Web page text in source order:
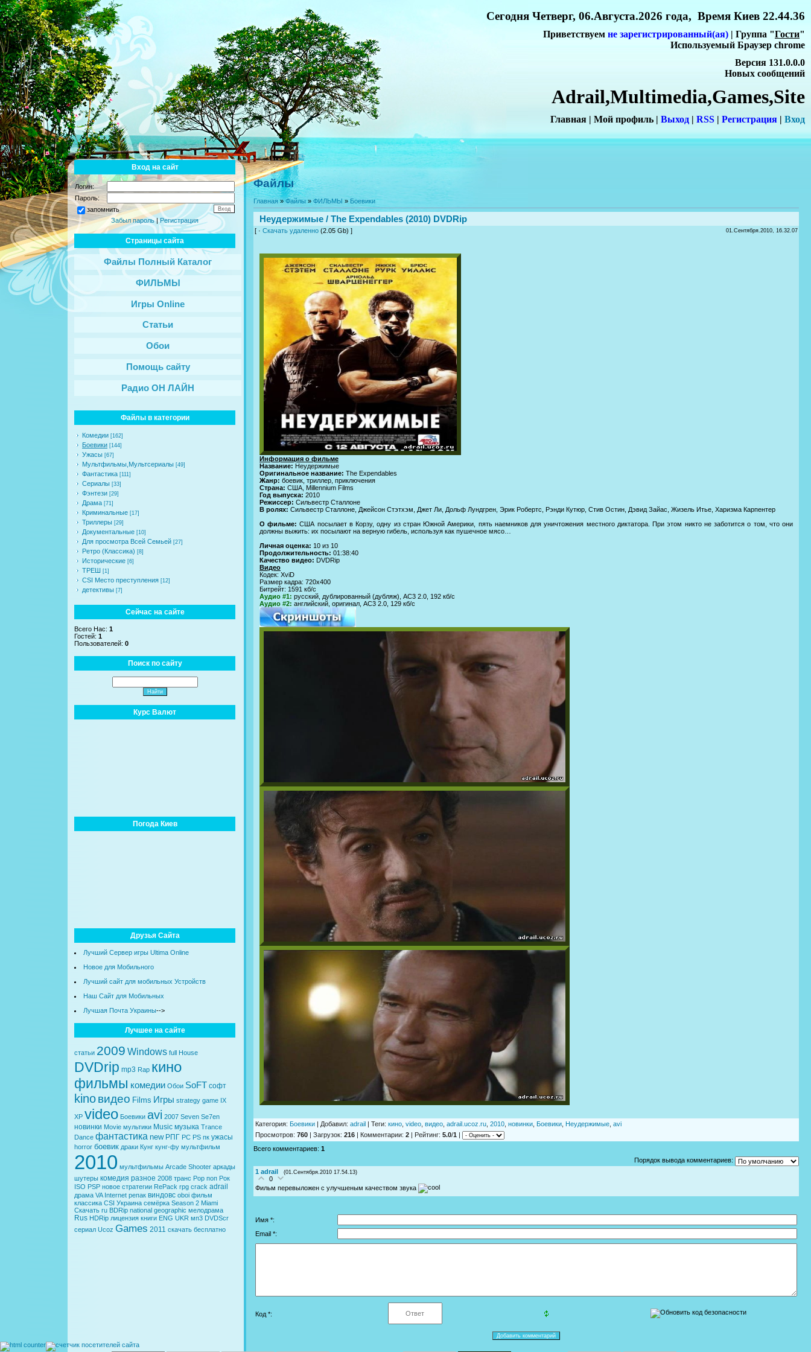
Сегодня Четверг, 06.Августа.2026 года, Время Киев 22.44.36
Приветствуем не зарегистрированный(ая) | Группа "Гости"
Используемый Браузер chrome
Версия 131.0.0.0
Новых сообщений
Adrail,Multimedia,Games,Site
Главная | Мой профиль | Выход | RSS | Регистрация | Вход
Вход на сайт
Логин:
Пароль:
запомнить
Забыл пароль|Регистрация
Страницы сайта
Файлы Полный Каталог
ФИЛЬМЫ
Игры Online
Статьи
Обои
Помощь сайту
Радио ОН ЛАЙН
Файлы в категории
Комедии [162]
Боевики [144]
Ужасы [67]
Мультфильмы,Мультсериалы [49]
Фантастика [111]
Сериалы [33]
Фэнтези [29]
Драма [71]
Криминальные [17]
Триллеры [29]
Документальные [10]
Для просмотра Всей Семьей [27]
Ретро (Классика) [8]
Исторические [6]
ТРЕШ [1]
CSI Место преступления [12]
детективы [7]
Сейчас на сайте
Всего Нас: 1
Гостей: 1
Пользователей: 0
Поиск по сайту
Курс Валют
Погода Киев
Друзья Сайта
Лучший Сервер игры Ultima Online
Новое для Мобильного
Лучший сайт для мобильных Устройств
Наш Сайт для Мобильных
Лучшая Почта Украины-->
Лучшее на сайте
статьи 2009 Windows full House
DVDrip mp3 Rap кино
фильмы комедии Обои SoFT софт
kinoвидео Films Игры strategy game IX
XP video Боевики avi 2007 Seven Se7en
новинки Movie мультики Music музыка Trance
Dance фантастика new РПГ PC PS пк ужасы
horror боевик драки Кунг кунг-фу мультфильм
2010 мультфильмы Arcade Shooter аркады
шутеры комедия разное 2008 транс Pop поп Рок
ISO PSP новое стратегии RePack rpg crack adrail
драма VA Internet репак виндовс oboi фильм
классика CSI Украина семёрка Season 2 Miami
Скачать ru BDRip national geographic мелодрама
Rus HDRip лицензия книги ENG UKR мп3 DVDScr
сериал Ucoz Games 2011 скачать бесплатно
Файлы
Главная»Файлы» ФИЛЬМЫ » Боевики
Неудержимые / The Expendables (2010) DVDRip
[ · Скачать удаленно (2.05 Gb) ] 01.Сентября.2010, 16.32.07
Информация о фильме
Название: Неудержимые
Оригинальное название: The Expendables
Жанр: боевик, триллер, приключения
Страна: США, Millennium Films
Год выпуска: 2010
Режиссер: Сильвестр Сталлоне
В ролях: Сильвестр Сталлоне, Джейсон Стэтхэм, Джет Ли, Дольф Лундгрен, Эрик Робертс, Рэнди Кутюр, Стив Остин, Дэвид Зайас, Жизель Итье, Харизма Карпентер
О фильме:США посылает в Корзу, одну из стран Южной Америки, пять наемников для уничтожения местного диктатора. При этом никто не заботится о том, что они
должны выжить: их посылают на верную гибель, используя как пушечное мясо…
Личная оценка: 10 из 10
Продолжительность: 01:38:40
Качество видео: DVDRip
Видео
Кодек: XviD
Размер кадра: 720х400
Битрейт: 1591 кб/с
Аудио #1: русский, дублированный (дубляж), АС3 2.0, 192 кб/с
Аудио #2: английский, оригинал, АС3 2.0, 129 кб/с
Категория: Боевики | Добавил: adrail | Теги: кино video видео adrail.ucoz.ru 2010 новинки Боевики Неудержимые avi
Просмотров: 760 | Загрузок: 216 | Комментарии: 2 | Рейтинг: 5.0/1 |
Всего комментариев: 1
Порядок вывода комментариев:
1 adrail (01.Сентября.2010 17.54.13)
0
Фильм перевыложен с улучшеным качеством звука
Имя *:
Email *:
Код *: